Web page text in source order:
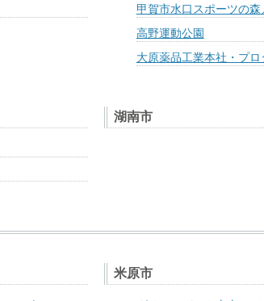
甲賀市水口スポーツの
高野運動公園
大原薬品工業本社・プロ
湖南市
米原市